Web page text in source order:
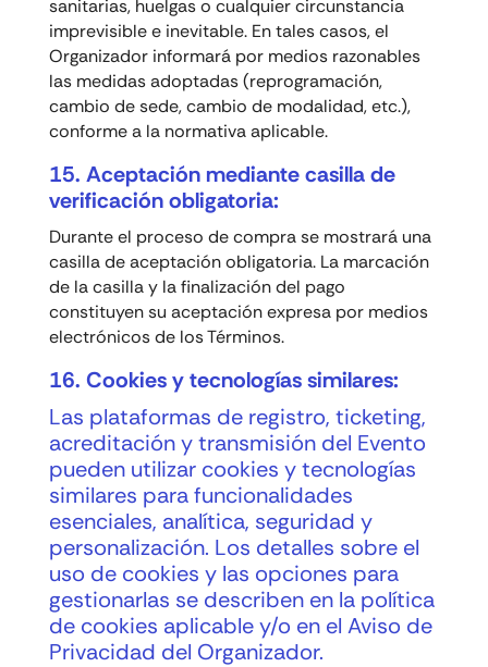
sanitarias, huelgas o cualquier circunstancia
imprevisible e inevitable. En tales casos, el
Organizador informará por medios razonables
las medidas adoptadas (reprogramación,
cambio de sede, cambio de modalidad, etc.),
conforme a la normativa aplicable.
15. Aceptación mediante casilla de
verificación obligatoria:
Durante el proceso de compra se mostrará una
casilla de aceptación obligatoria. La marcación
de la casilla y la finalización del pago
constituyen su aceptación expresa por medios
electrónicos de los Términos.
16. Cookies y tecnologías similares:
Las plataformas de registro, ticketing,
acreditación y transmisión del Evento
pueden utilizar cookies y tecnologías
similares para funcionalidades
esenciales, analítica, seguridad y
personalización. Los detalles sobre el
uso de cookies y las opciones para
gestionarlas se describen en la política
de cookies aplicable y/o en el Aviso de
Privacidad del Organizador.